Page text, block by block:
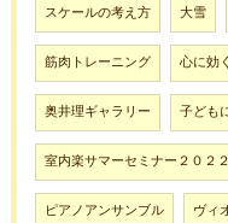
スケールの考え方 大雪
筋肉トレーニング 心に効
奥井理ギャラリー 子ども
室内楽サマーセミナー２０２２
ピアノアンサンブル ヴィ